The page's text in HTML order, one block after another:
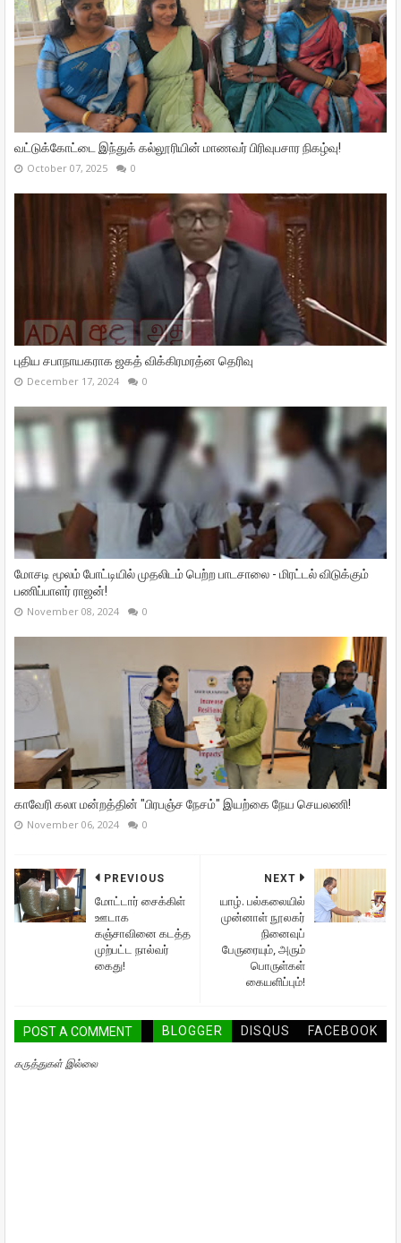
வட்டுக்கோட்டை இந்துக் கல்லூரியின் மாணவர் பிரிவுபசார நிகழ்வு!
October 07, 2025 0
புதிய சபாநாயகராக ஜகத் விக்கிரமரத்ன தெரிவு
December 17, 2024 0
மோசடி மூலம் போட்டியில் முதலிடம் பெற்ற பாடசாலை - மிரட்டல் விடுக்கும்
பணிப்பாளர் ராஜன்!
November 08, 2024 0
காவேரி கலா மன்றத்தின் "பிரபஞ்ச நேசம்" இயற்கை நேய செயலணி!
November 06, 2024 0
NEXT
யாழ். பல்கலையில்
முன்னாள் நூலகர்
நினைவுப்
பேருரையும், அரும்
பொருள்கள்
கையளிப்பும்!
PREVIOUS
மோட்டார் சைக்கிள்
ஊடாக
கஞ்சாவினை கடத்த
முற்பட்ட நால்வர்
கைது!
POST A COMMENT BLOGGER DISQUS FACEBOOK
கருத்துகள் இல்லை